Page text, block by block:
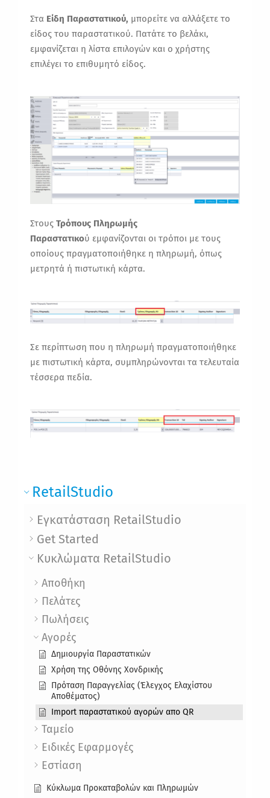
RetailStudio
Εγκατάσταση RetailStudio
Get Started
Κυκλώματα RetailStudio
Αποθήκη
Πελάτες
Πωλήσεις
Αγορές
Δημιουργία Παραστατικών
Χρήση της Οθόνης Χονδρικής
Πρόταση Παραγγελίας (Έλεγχος Ελαχίστου
Αποθέματος)
Import παραστατικού αγορών απο QR
Ταμείο
Ειδικές Εφαρμογές
Εστίαση
Κύκλωμα Προκαταβολών και Πληρωμών
Στα Είδη Παραστατικού, μπορείτε να αλλάξετε το
είδος του παραστατικού. Πατάτε το βελάκι,
εμφανίζεται η λίστα επιλογών και ο χρήστης
επιλέγει το επιθυμητό είδος.
Στους Τρόπους Πληρωμής
Παραστατικού εμφανίζονται οι τρόποι με τους
οποίους πραγματοποιήθηκε η πληρωμή, όπως
μετρητά ή πιστωτική κάρτα.
Σε περίπτωση που η πληρωμή πραγματοποιήθηκε
με πιστωτική κάρτα, συμπληρώνονται τα τελευταία
τέσσερα πεδία.